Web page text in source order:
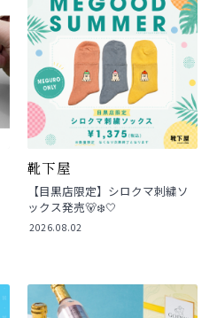
靴下屋
【目黒店限定】シロクマ刺繍ソ
ックス発売🐻‍❄️🤍
2026.08.02